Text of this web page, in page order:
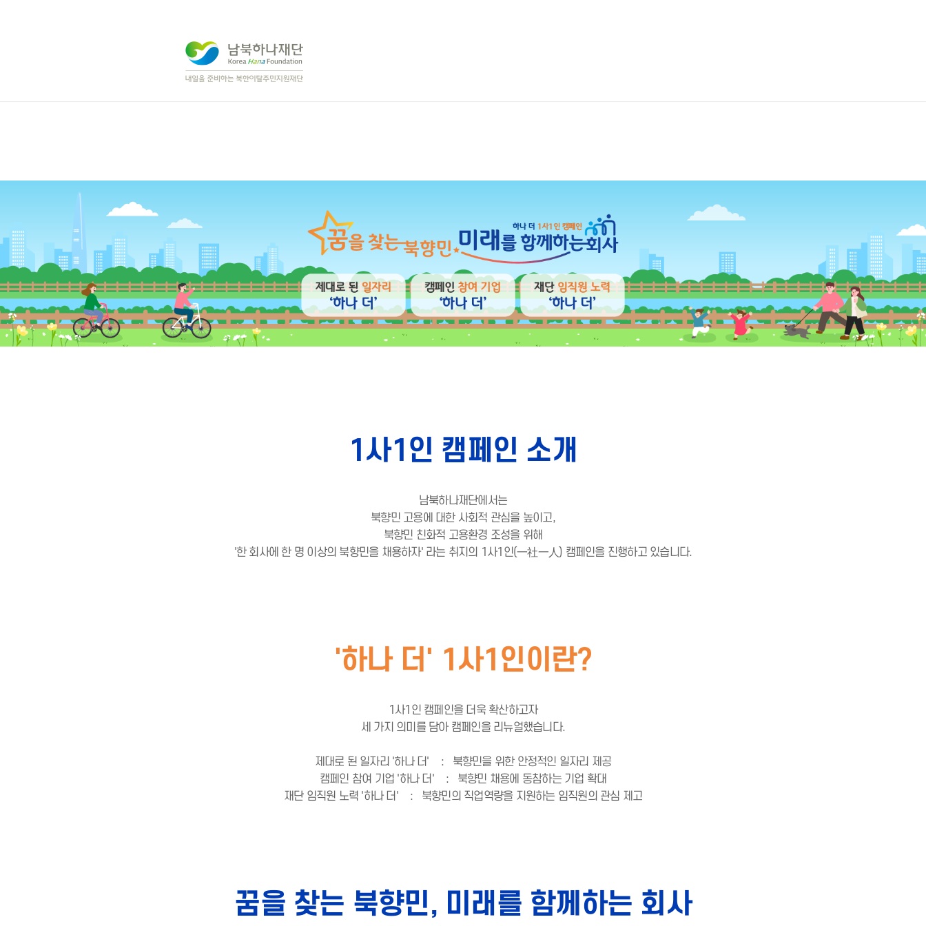
1사1인 캠페인 소개
남북하나재단에서는
북향민 고용에 대한 사회적 관심을 높이고,
북향민 친화적 고용환경 조성을 위해
'한 회사에 한 명 이상의 북향민을 채용하자' 라는 취지의 1사1인(一社一人) 캠페인을 진행하고 있습니다.
'하나 더' 1사1인이란?
1사1인 캠페인을 더욱 확산하고자
세 가지 의미를 담아 캠페인을 리뉴얼했습니다.
제대로 된 일자리 '하나 더' : 북향민을 위한 안정적인 일자리 제공
캠페인 참여 기업 '하나 더' : 북향민 채용에 동참하는 기업 확대
재단 임직원 노력 '하나 더' : 북향민의 직업역량을 지원하는 임직원의 관심 제고
꿈을 찾는 북향민, 미래를 함께하는 회사